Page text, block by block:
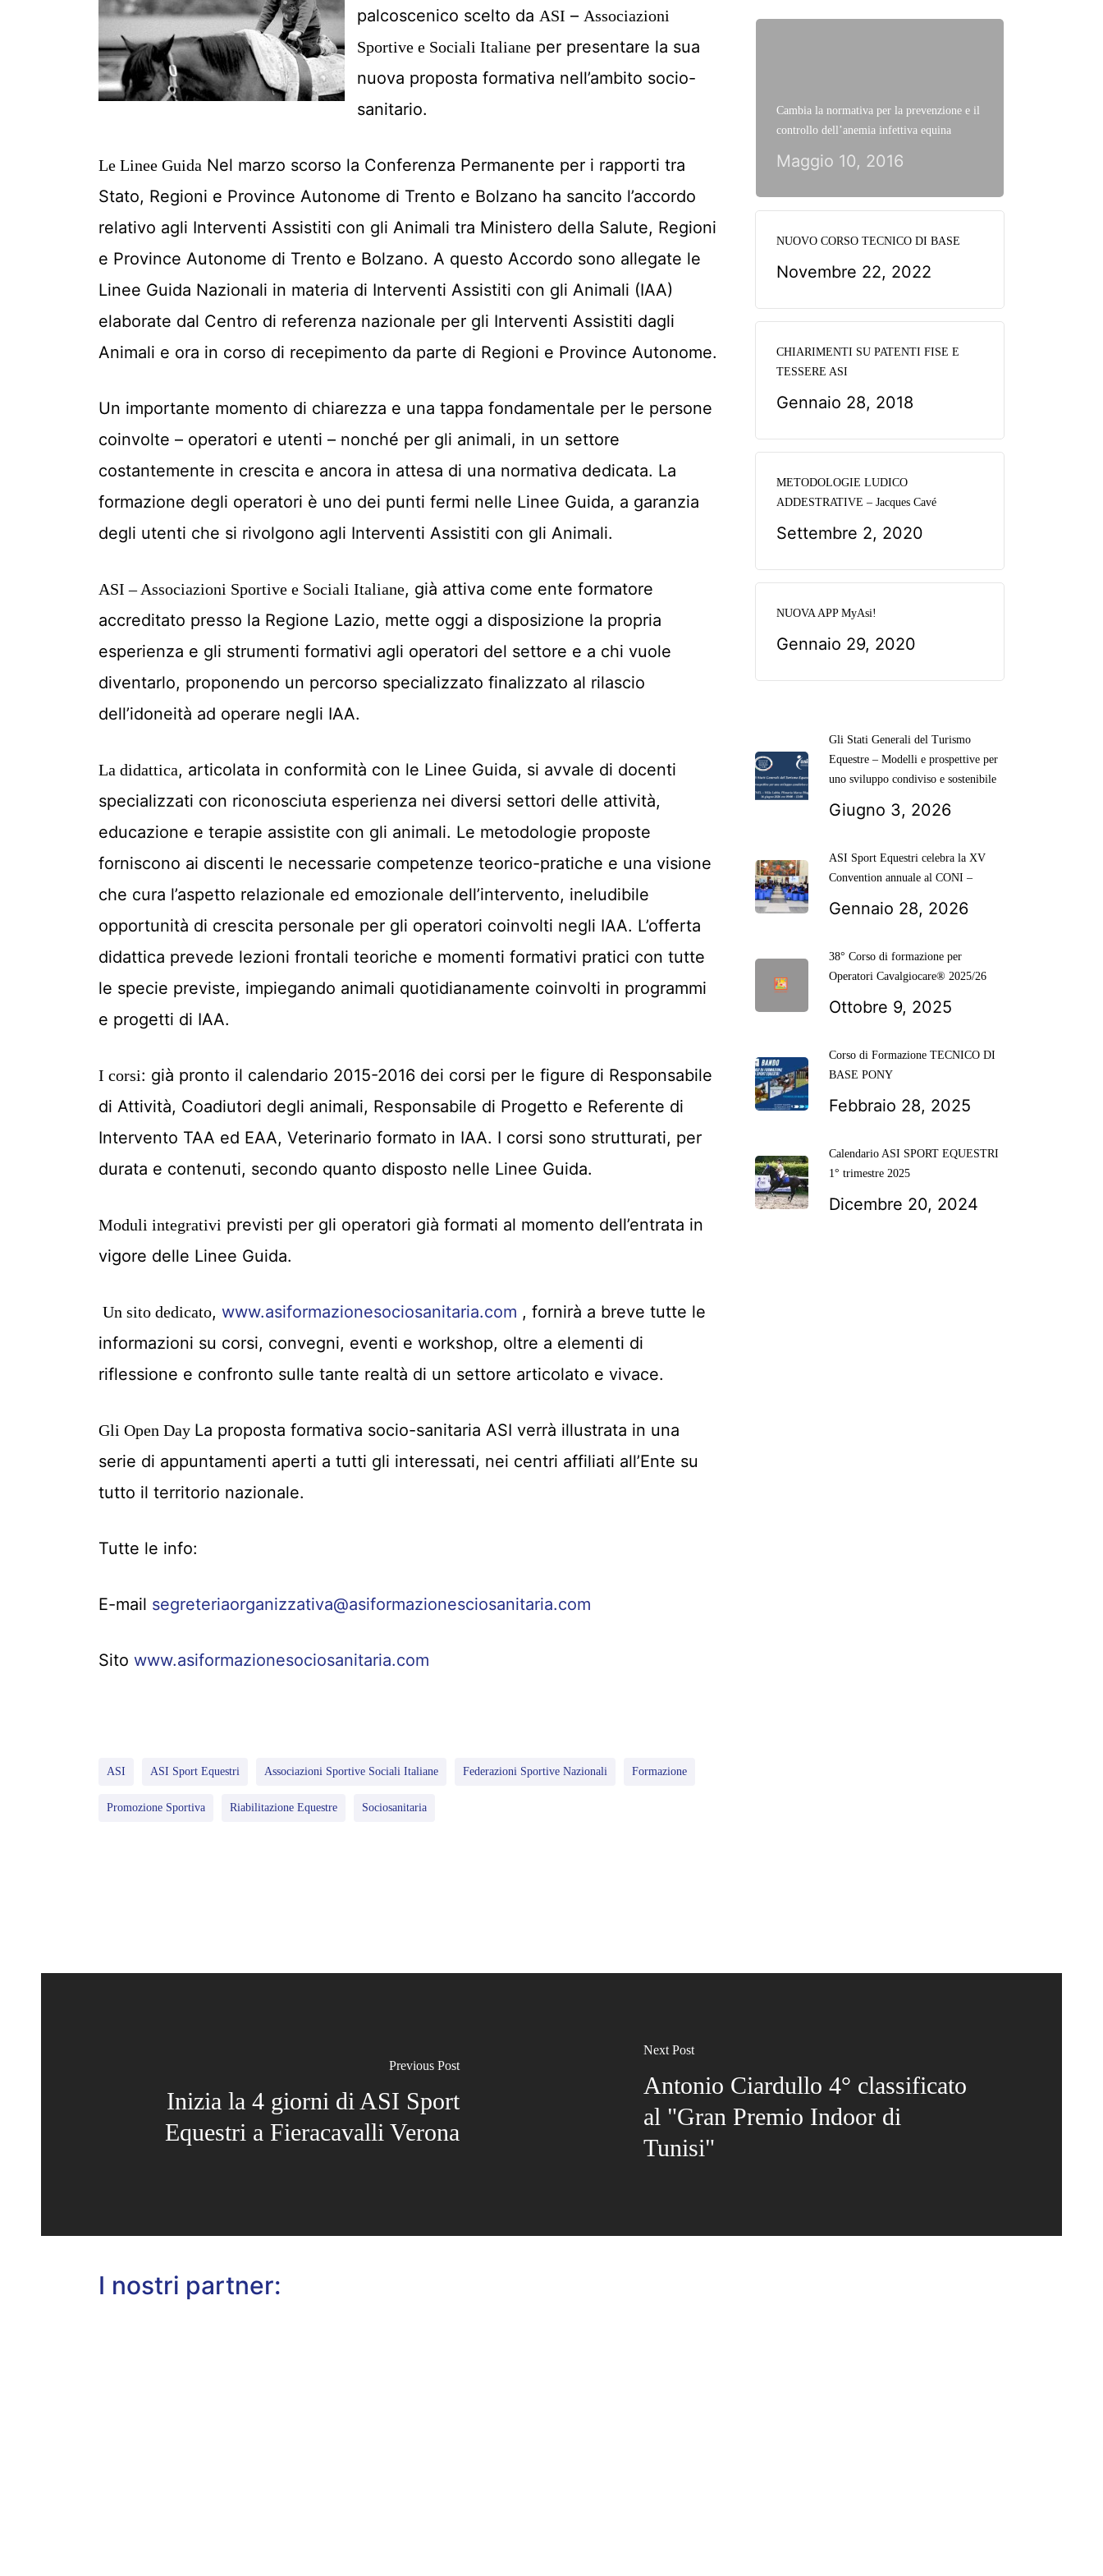
palcoscenico scelto da ASI – Associazioni
Sportive e Sociali Italiane per presentare la sua
nuova proposta formativa nell’ambito socio-
sanitario.
Le Linee Guida Nel marzo scorso la Conferenza Permanente per i rapporti tra
Stato, Regioni e Province Autonome di Trento e Bolzano ha sancito l’accordo
relativo agli Interventi Assistiti con gli Animali tra Ministero della Salute, Regioni
e Province Autonome di Trento e Bolzano. A questo Accordo sono allegate le
Linee Guida Nazionali in materia di Interventi Assistiti con gli Animali (IAA)
elaborate dal Centro di referenza nazionale per gli Interventi Assistiti dagli
Animali e ora in corso di recepimento da parte di Regioni e Province Autonome.
Un importante momento di chiarezza e una tappa fondamentale per le persone
coinvolte – operatori e utenti – nonché per gli animali, in un settore
costantemente in crescita e ancora in attesa di una normativa dedicata. La
formazione degli operatori è uno dei punti fermi nelle Linee Guida, a garanzia
degli utenti che si rivolgono agli Interventi Assistiti con gli Animali.
ASI – Associazioni Sportive e Sociali Italiane, già attiva come ente formatore
accreditato presso la Regione Lazio, mette oggi a disposizione la propria
esperienza e gli strumenti formativi agli operatori del settore e a chi vuole
diventarlo, proponendo un percorso specializzato finalizzato al rilascio
dell’idoneità ad operare negli IAA.
La didattica, articolata in conformità con le Linee Guida, si avvale di docenti
specializzati con riconosciuta esperienza nei diversi settori delle attività,
educazione e terapie assistite con gli animali. Le metodologie proposte
forniscono ai discenti le necessarie competenze teorico-pratiche e una visione
che cura l’aspetto relazionale ed emozionale dell’intervento, ineludibile
opportunità di crescita personale per gli operatori coinvolti negli IAA. L’offerta
didattica prevede lezioni frontali teoriche e momenti formativi pratici con tutte
le specie previste, impiegando animali quotidianamente coinvolti in programmi
e progetti di IAA.
I corsi: già pronto il calendario 2015-2016 dei corsi per le figure di Responsabile
di Attività, Coadiutori degli animali, Responsabile di Progetto e Referente di
Intervento TAA ed EAA, Veterinario formato in IAA. I corsi sono strutturati, per
durata e contenuti, secondo quanto disposto nelle Linee Guida.
Moduli integrativi previsti per gli operatori già formati al momento dell’entrata in
vigore delle Linee Guida.
Un sito dedicato, www.asiformazionesociosanitaria.com , fornirà a breve tutte le
informazioni su corsi, convegni, eventi e workshop, oltre a elementi di
riflessione e confronto sulle tante realtà di un settore articolato e vivace.
Gli Open Day La proposta formativa socio-sanitaria ASI verrà illustrata in una
serie di appuntamenti aperti a tutti gli interessati, nei centri affiliati all’Ente su
tutto il territorio nazionale.
Tutte le info:
E-mail segreteriaorganizzativa@asiformazionesciosanitaria.com
Sito www.asiformazionesociosanitaria.com
ASI ASI Sport Equestri Associazioni Sportive Sociali Italiane Federazioni Sportive Nazionali Formazione
Promozione Sportiva Riabilitazione Equestre Sociosanitaria
Cambia la normativa per la prevenzione e il
controllo dell’anemia infettiva equina
Maggio 10, 2016
NUOVO CORSO TECNICO DI BASE
Novembre 22, 2022
CHIARIMENTI SU PATENTI FISE E
TESSERE ASI
Gennaio 28, 2018
METODOLOGIE LUDICO
ADDESTRATIVE – Jacques Cavé
Settembre 2, 2020
NUOVA APP MyAsi!
Gennaio 29, 2020
Gli Stati Generali del Turismo
Equestre – Modelli e prospettive per
uno sviluppo condiviso e sostenibile
Giugno 3, 2026
ASI Sport Equestri celebra la XV
Convention annuale al CONI –
Gennaio 28, 2026
38° Corso di formazione per
Operatori Cavalgiocare® 2025/26
Ottobre 9, 2025
Corso di Formazione TECNICO DI
BASE PONY
Febbraio 28, 2025
Calendario ASI SPORT EQUESTRI
1° trimestre 2025
Dicembre 20, 2024
Previous Post
Inizia la 4 giorni di ASI Sport
Equestri a Fieracavalli Verona
Next Post
Antonio Ciardullo 4° classificato
al "Gran Premio Indoor di
Tunisi"
I nostri partner: